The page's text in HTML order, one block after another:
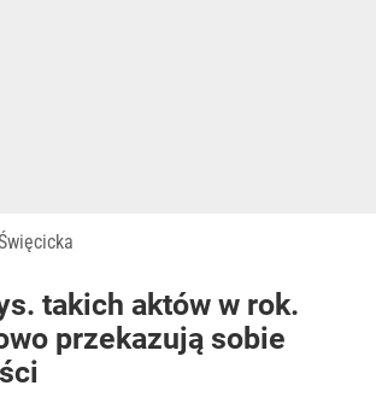
takich aktów w rok.
przekazują sobie